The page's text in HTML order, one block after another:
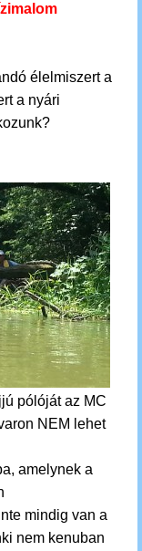
élelmiszert a
a nyári
pólóját az MC
NEM lehet
amelynek a
mindig van a
nem kenuban